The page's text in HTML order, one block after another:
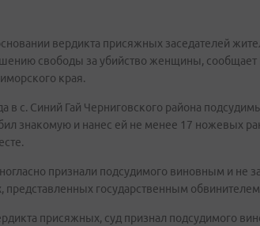
вердикта присяжных заседателей
свободы за убийство женщины, сообщает
края.
в с. Синий Гай Черниговского района
знакомую и нанес ей не менее 17 ножевых
признали подсудимого виновным и не
представленных государственным
присяжных, суд признал подсудимого